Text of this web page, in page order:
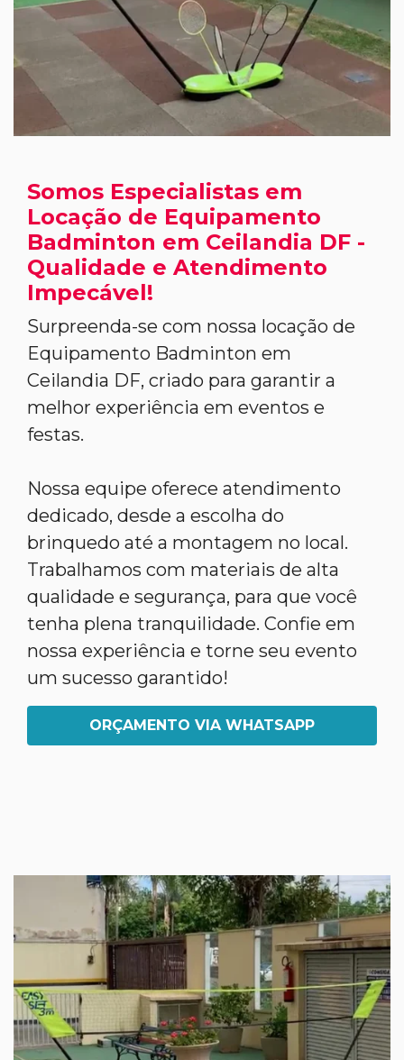
Somos Especialistas em
Locação de Equipamento
Badminton em Ceilandia DF -
Qualidade e Atendimento
Impecável!
Surpreenda-se com nossa locação de
Equipamento Badminton em
Ceilandia DF, criado para garantir a
melhor experiência em eventos e
festas.
Nossa equipe oferece atendimento
dedicado, desde a escolha do
brinquedo até a montagem no local.
Trabalhamos com materiais de alta
qualidade e segurança, para que você
tenha plena tranquilidade. Confie em
nossa experiência e torne seu evento
um sucesso garantido!
ORÇAMENTO VIA WHATSAPP